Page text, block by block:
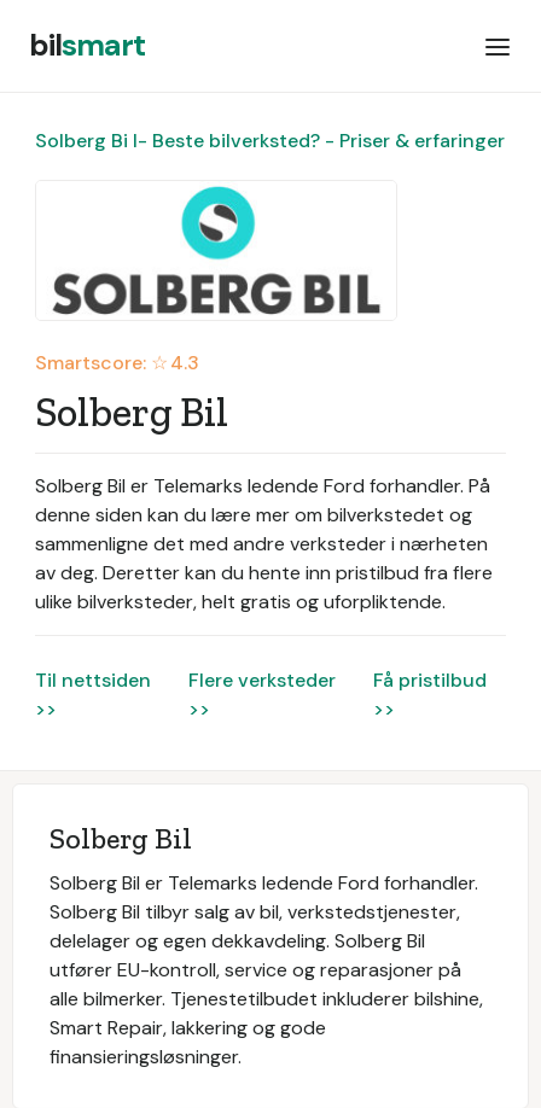
bilsmart
Solberg Bi l- Beste bilverksted? - Priser & erfaringer
Smartscore: ☆4.3
Solberg Bil
Solberg Bil er Telemarks ledende Ford forhandler. På
denne siden kan du lære mer om bilverkstedet og
sammenligne det med andre verksteder i nærheten
av deg. Deretter kan du hente inn pristilbud fra flere
ulike bilverksteder, helt gratis og uforpliktende.
Til nettsiden
>>
Flere verksteder
>>
Få pristilbud
>>
Solberg Bil
Solberg Bil er Telemarks ledende Ford forhandler.
Solberg Bil tilbyr salg av bil, verkstedstjenester,
delelager og egen dekkavdeling. Solberg Bil
utfører EU-kontroll, service og reparasjoner på
alle bilmerker. Tjenestetilbudet inkluderer bilshine,
Smart Repair, lakkering og gode
finansieringsløsninger.